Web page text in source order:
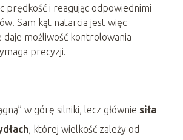
prędkość i reagując odpowiednimi
Sam kąt natarcia jest więc
możliwość kontrolowania
precyzji.
w górę silniki, lecz głównie siła
, której wielkość zależy od